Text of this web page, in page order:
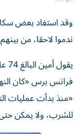
وقد استفاد بعض
ندموا لاحقا، من
فرانس برس «كان
«منذ بدأت عمليات
للشرب، ولا يمكن